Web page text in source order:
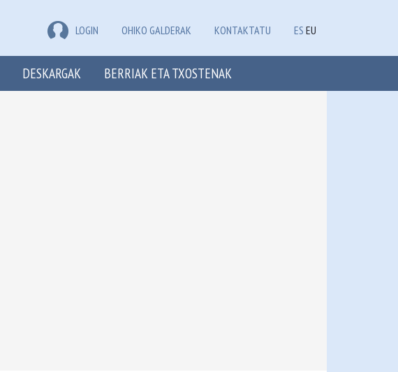
LOGIN OHIKO GALDERAK KONTAKTATU ES EU
DESKARGAK BERRIAK ETA TXOSTENAK